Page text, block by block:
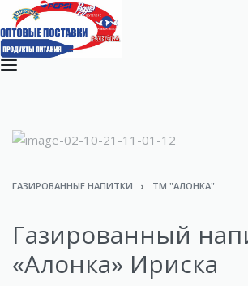
ГАЗИРОВАННЫЕ НАПИТКИ › ТМ "АЛОНКА"
Газированный
«Алонка» Ириска